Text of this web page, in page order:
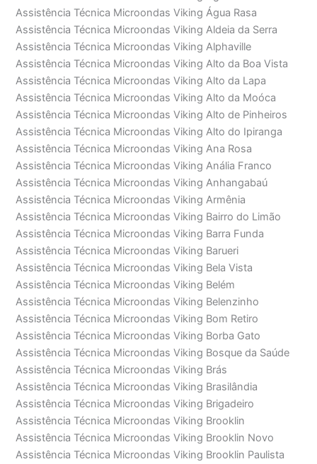
Assistência Técnica Microondas Viking Água Rasa
Assistência Técnica Microondas Viking Aldeia da Serra
Assistência Técnica Microondas Viking Alphaville
Assistência Técnica Microondas Viking Alto da Boa Vista
Assistência Técnica Microondas Viking Alto da Lapa
Assistência Técnica Microondas Viking Alto da Moóca
Assistência Técnica Microondas Viking Alto de Pinheiros
Assistência Técnica Microondas Viking Alto do Ipiranga
Assistência Técnica Microondas Viking Ana Rosa
Assistência Técnica Microondas Viking Anália Franco
Assistência Técnica Microondas Viking Anhangabaú
Assistência Técnica Microondas Viking Armênia
Assistência Técnica Microondas Viking Bairro do Limão
Assistência Técnica Microondas Viking Barra Funda
Assistência Técnica Microondas Viking Barueri
Assistência Técnica Microondas Viking Bela Vista
Assistência Técnica Microondas Viking Belém
Assistência Técnica Microondas Viking Belenzinho
Assistência Técnica Microondas Viking Bom Retiro
Assistência Técnica Microondas Viking Borba Gato
Assistência Técnica Microondas Viking Bosque da Saúde
Assistência Técnica Microondas Viking Brás
Assistência Técnica Microondas Viking Brasilândia
Assistência Técnica Microondas Viking Brigadeiro
Assistência Técnica Microondas Viking Brooklin
Assistência Técnica Microondas Viking Brooklin Novo
Assistência Técnica Microondas Viking Brooklin Paulista